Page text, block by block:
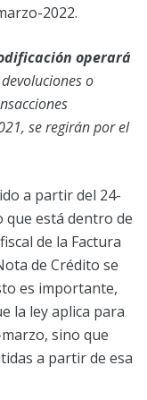
2022.
operará
o
se regirán por el
a partir del 24-
que está dentro de
de la Factura
de Crédito se
es importante,
la ley aplica para
sino que
a partir de esa